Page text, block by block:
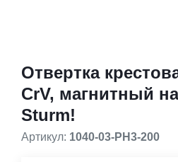
Отвертка
CrV, магнитный
Sturm!
Артикул: 1040-03-PH3-200